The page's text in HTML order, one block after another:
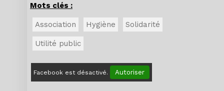
Mots clés :
Association Hygiène Solidarité
Utilité public
Facebook est désactivé. Autoriser